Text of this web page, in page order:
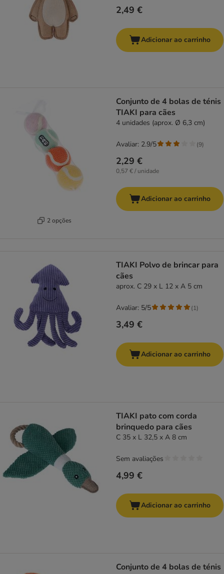
2,49 €
Adicionar ao carrinho
2 opções
Conjunto de 4 bolas de ténis
TIAKI para cães
4 unidades (aprox. Ø 6,3 cm)
2,29 €
0,57 € / unidade
Avaliar: 2.9/5 (9)
Adicionar ao carrinho
TIAKI Polvo de brincar para
cães
aprox. C 29 x L 12 x A 5 cm
3,49 €
Avaliar: 5/5 (1)
Adicionar ao carrinho
TIAKI pato com corda
brinquedo para cães
C 35 x L 32,5 x A 8 cm
4,99 €
Sem avaliações
Adicionar ao carrinho
Conjunto de 4 bolas de ténis